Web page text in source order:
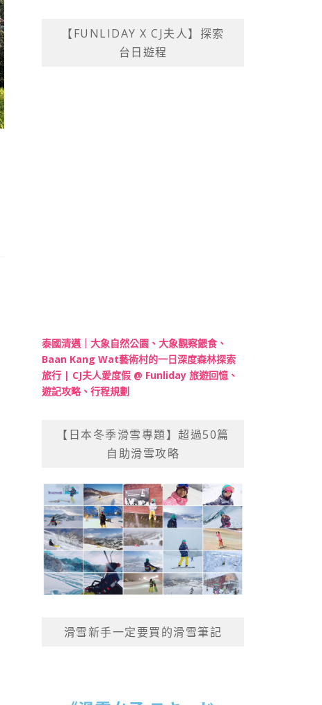
【FUNLIDAY X CJ夫人】探索
台日遊程
泰國清邁｜大象自然公園、大象觀察餵食、
Baan Kang Wat藝術村的一日深度森林探索
旅行 | CJ夫人愛度假 @ Funliday 旅遊回憶、
遊記攻略、行程規劃
【日本冬季滑雪專題】超過50篇
自助滑雪攻略
滑雪新手一定要買的滑雪筆記